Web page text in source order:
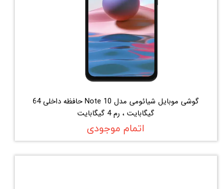
گوشی موبایل شیائومی مدل Note 10 حافظه داخلی 64
گیگابایت ، رم 4 گیگابایت
اتمام موجودی